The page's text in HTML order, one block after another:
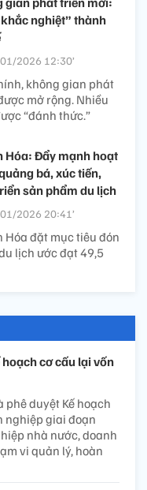
nghiệt” thành
2026 12:30’
không gian phát
mở rộng. Nhiều
“đánh thức.”
Hóa: Đẩy mạnh hoạt
bá, xúc tiến,
sản phẩm du lịch
2026 20:41’
Hóa đặt mục tiêu đón
lịch ước đạt 49,5
cơ cấu lại vốn
duyệt Kế hoạch
nghiệp giai đoạn
nhà nước, doanh
vi quản lý, hoàn